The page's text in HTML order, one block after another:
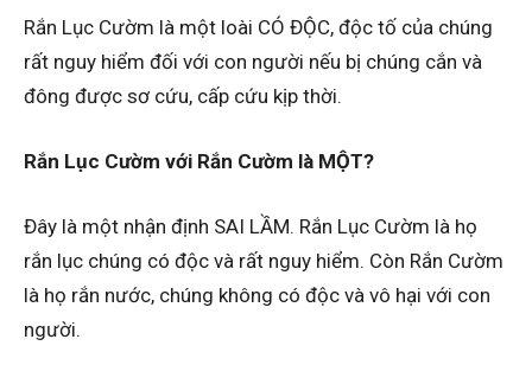
Rắn Lục Cườm là một loài CÓ ĐỘC, độc tố của chúng
rất nguy hiểm đối với con người nếu bị chúng cắn và
đông được sơ cứu, cấp cứu kịp thời.
Rắn Lục Cườm với Rắn Cườm là MỘT?
Đây là một nhận định SAI LẦM. Rắn Lục Cườm là họ
rắn lục chúng có độc và rất nguy hiểm. Còn Rắn Cườm
là họ rắn nước, chúng không có độc và vô hại với con
người.